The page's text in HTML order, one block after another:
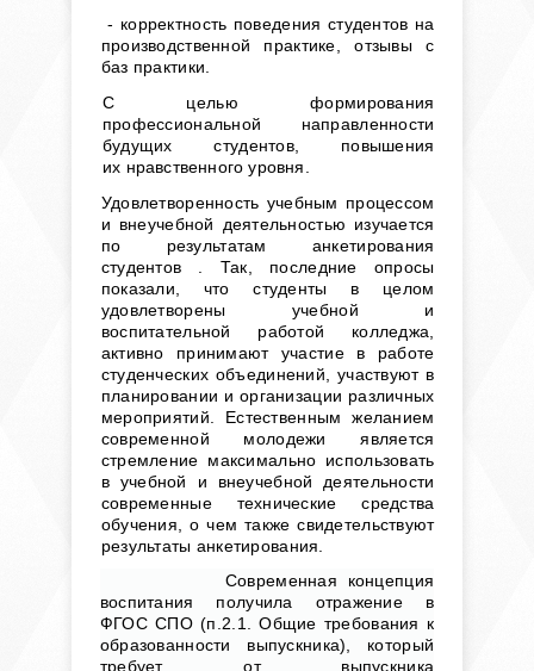
- корректность поведения студентов на
производственной практике, отзывы с
баз практики.
С целью формирования
профессиональной направленности
будущих студентов, повышения
их нравственного уровня.
Удовлетворенность учебным процессом
и внеучебной деятельностью изучается
по результатам анкетирования
студентов . Так, последние опросы
показали, что студенты в целом
удовлетворены учебной и
воспитательной работой колледжа,
активно принимают участие в работе
студенческих объединений, участвуют в
планировании и организации различных
мероприятий. Естественным желанием
современной молодежи является
стремление максимально использовать
в учебной и внеучебной деятельности
современные технические средства
обучения, о чем также свидетельствуют
результаты анкетирования.
Современная концепция
воспитания получила отражение в
ФГОС СПО (п.2.1. Общие требования к
образованности выпускника), который
требует от выпускника